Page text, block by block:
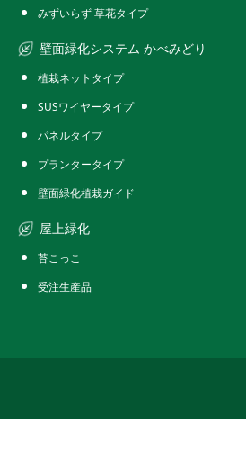
みずいらず 草花タイプ
壁面緑化システム かべみどり
植栽ネットタイプ
SUSワイヤータイプ
パネルタイプ
プランタータイプ
壁面緑化植栽ガイド
屋上緑化
苔こっこ
受注生産品